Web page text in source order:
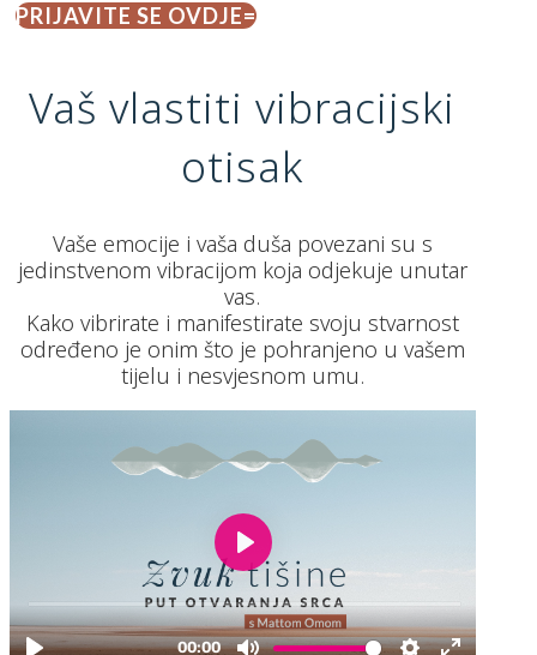
PRIJAVITE SE OVDJE
Vaš vlastiti vibracijski
otisak
Vaše emocije i vaša duša povezani su s
jedinstvenom vibracijom koja odjekuje unutar
vas.
Kako vibrirate i manifestirate svoju stvarnost
određeno je onim što je pohranjeno u vašem
tijelu i nesvjesnom umu.